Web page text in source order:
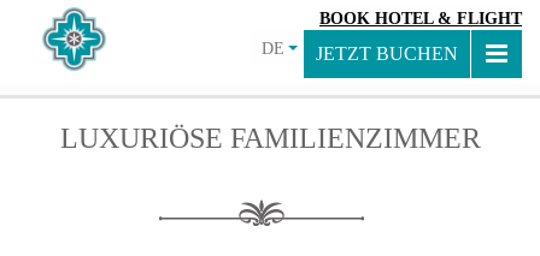
BOOK HOTEL & FLIGHT
JETZT BUCHEN
DE
LUXURIÖSE FAMILIENZIMMER